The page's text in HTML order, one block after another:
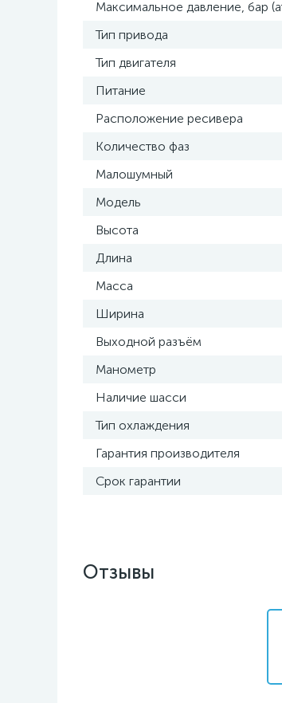
Максимальное давление, бар
Тип привода
Тип двигателя
Питание
Расположение ресивера
Количество фаз
Малошумный
Модель
Высота
Длина
Масса
Ширина
Выходной разъём
Манометр
Наличие шасси
Тип охлаждения
Гарантия производителя
Срок гарантии
Отзывы